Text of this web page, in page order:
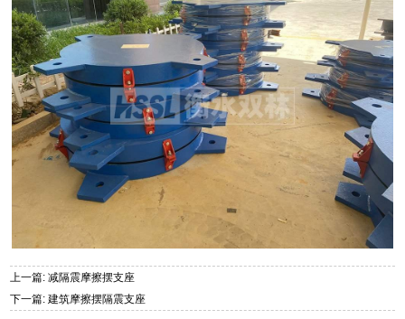
上一篇: 减隔震摩擦摆支座
下一篇: 建筑摩擦摆隔震支座